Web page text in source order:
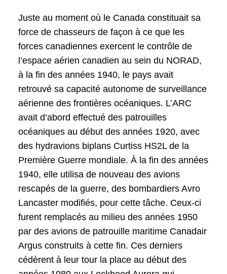
Juste au moment où le Canada constituait sa
force de chasseurs de façon à ce que les
forces canadiennes exercent le contrôle de
l’espace aérien canadien au sein du NORAD,
à la fin des années 1940, le pays avait
retrouvé sa capacité autonome de surveillance
aérienne des frontières océaniques. L’ARC
avait d’abord effectué des patrouilles
océaniques au début des années 1920, avec
des hydravions biplans Curtiss HS2L de la
Première Guerre mondiale. À la fin des années
1940, elle utilisa de nouveau des avions
rescapés de la guerre, des bombardiers Avro
Lancaster modifiés, pour cette tâche. Ceux-ci
furent remplacés au milieu des années 1950
par des avions de patrouille maritime Canadair
Argus construits à cette fin. Ces derniers
cédèrent à leur tour la place au début des